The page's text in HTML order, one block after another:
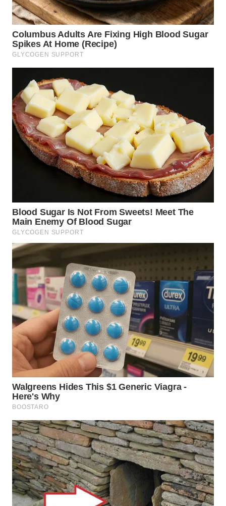
WN
KARAWANG
WN
BEKASI
WN
BOGOR
WN
DEPOK
WN
TAPANULI
WN
SAMOSIR
PADANG
LAWAS
WN
SUMEDANG
WN
CIANJUR
WN
KEPULAUAN
SERIBU
WN
TANGERANG
WN
BINJAI
WN
CIREBON